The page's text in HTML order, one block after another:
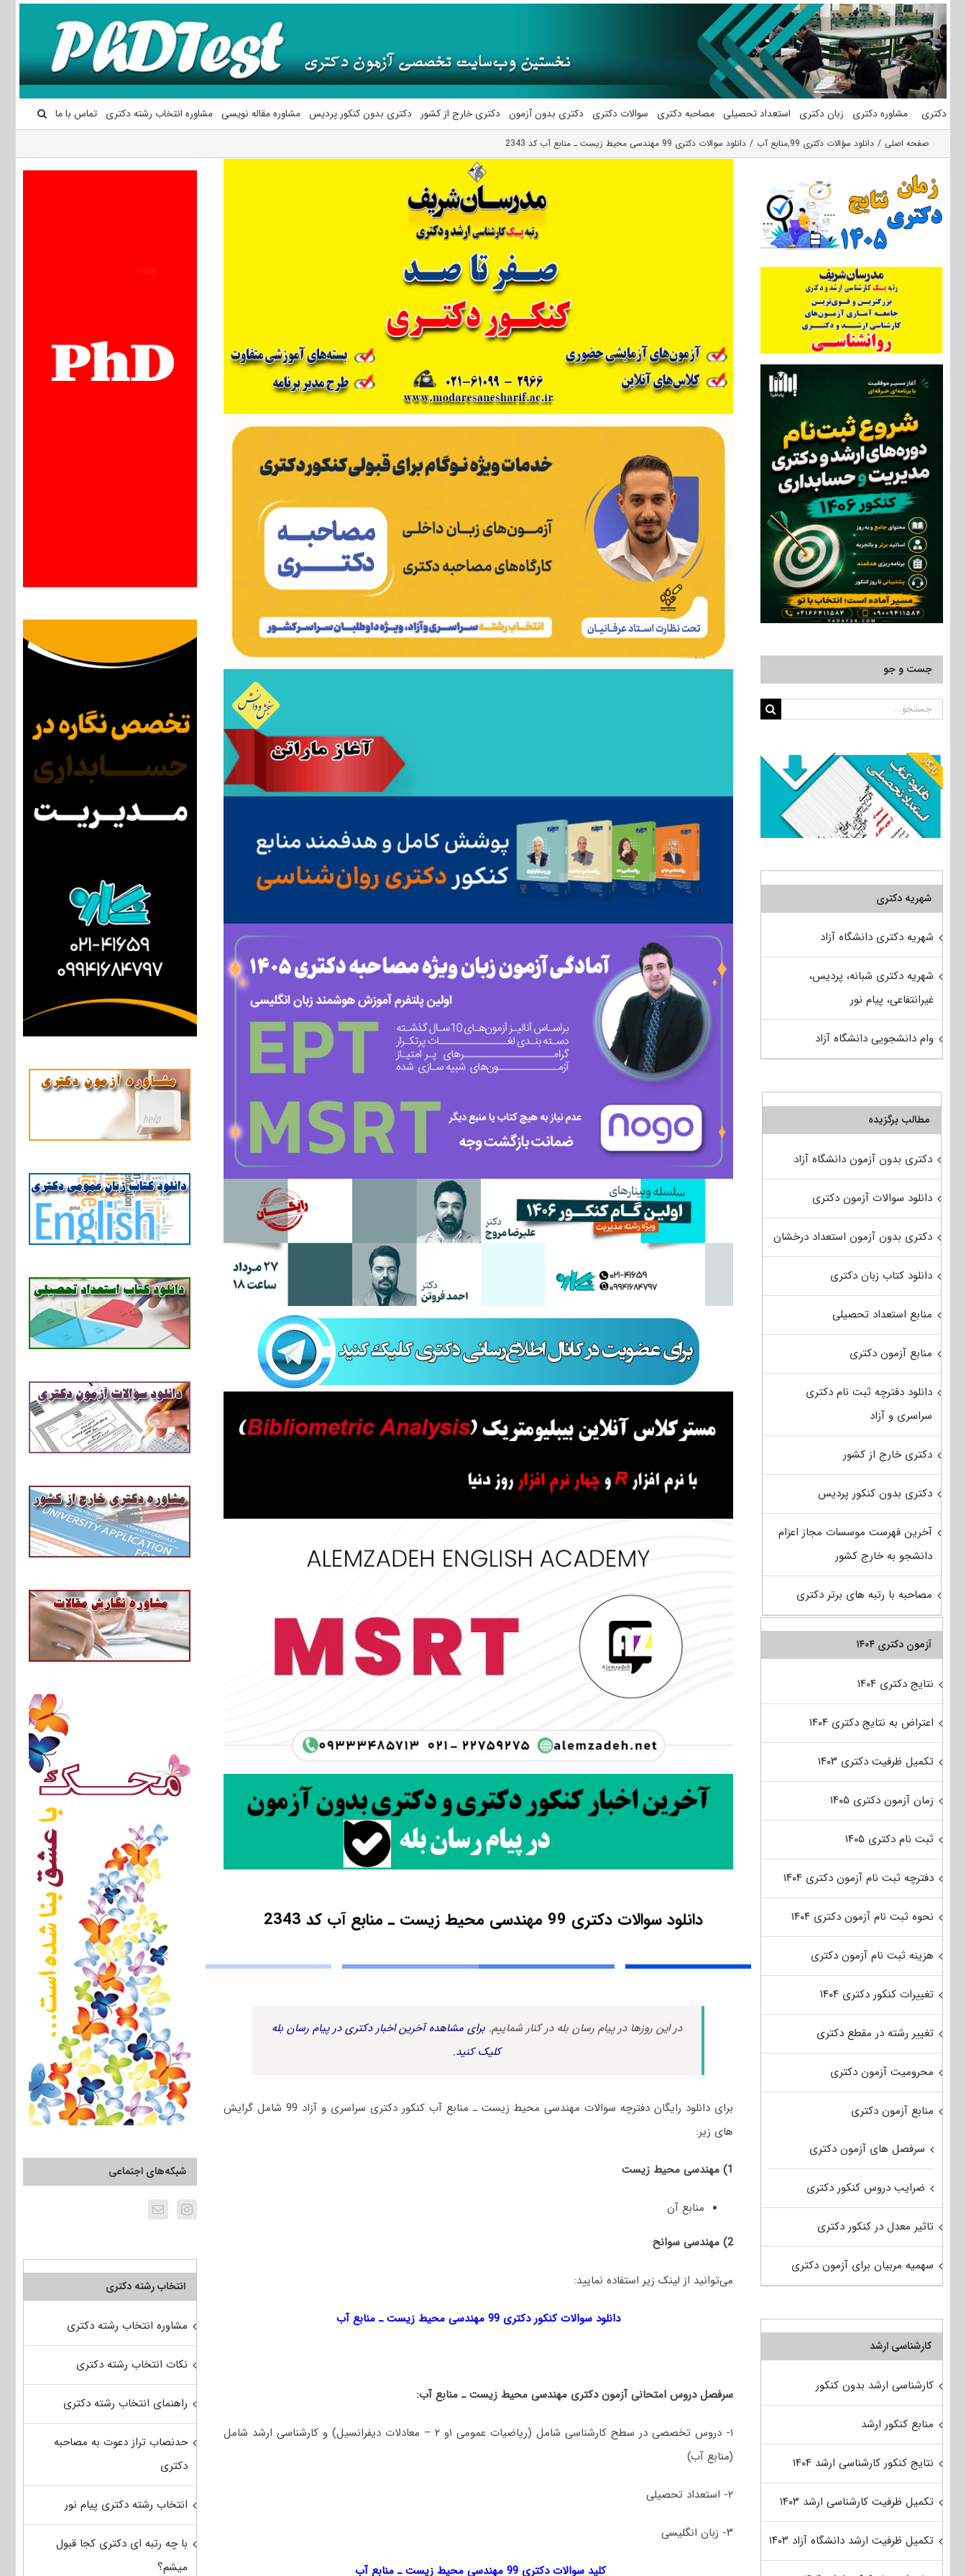
محتوا
دکتری مشاوره دکتری زبان دکتری استعداد تحصیلی مصاحبه دکتری سوالات دکتری دکتری بدون آزمون دکتری خارج از کشور دکتری بدون کنکور پردیس مشاوره مقاله نویسی مشاوره انتخاب رشته دکتری تماس با ما
صفحه اصلی دانلود سؤالات دکتری 99 ,منابع آب دانلود سوالات دکتری 99 مهندسی محیط زیست ـ منابع آب کد 2343
دانلود سوالات دکتری 99 مهندسی محیط زیست ـ منابع آب کد 2343
در این روزها در پیام رسان بله در کنار شماییم. برای مشاهده آخرین اخبار دکتری در پیام رسان بله
کلیک کنید.
برای دانلود رایگان دفترچه سوالات مهندسی محیط زیست ـ منابع آب کنکور دکتری سراسری و آزاد 99 شامل گرایش
های زیر:
1) مهندسی محیط زیست
منابع آن
2) مهندسی سوانح
می‌توانید از لینک زیر استفاده نمایید:
دانلود سوالات کنکور دکتری 99 مهندسی محیط زیست ـ منابع آب
سرفصل دروس امتحانی آزمون دکتری مهندسی محیط زیست ـ منابع آب:
۱- دروس تخصصی در سطح کارشناسی شامل (ریاضیات عمومی ۱و ۲ – معادلات دیفرانسیل) و کارشناسی ارشد شامل
(منابع آب)
۲- استعداد تحصیلی
۳- زبان انگلیسی
کلید سوالات دکتری 99 مهندسی محیط زیست ـ منابع آب
شبکه‌های اجتماعی
انتخاب رشته دکتری
مشاوره انتخاب رشته دکتری
نکات انتخاب رشته دکتری
راهنمای انتخاب رشته دکتری
حدنصاب تراز دعوت به مصاحبه
دکتری
انتخاب رشته دکتری پیام نور
با چه رتبه ای دکتری کجا قبول
میشم؟
جست و جو
جستجو
شهریه دکتری
شهریه دکتری دانشگاه آزاد
شهریه دکتری شبانه، پردیس،
غیرانتفاعی، پیام نور
وام دانشجویی دانشگاه آزاد
مطالب برگزیده
دکتری بدون آزمون دانشگاه آزاد
دانلود سوالات آزمون دکتری
دکتری بدون آزمون استعداد درخشان
دانلود کتاب زبان دکتری
منابع استعداد تحصیلی
منابع آزمون دکتری
دانلود دفترچه ثبت نام دکتری
سراسری و آزاد
دکتری خارج از کشور
دکتری بدون کنکور پردیس
آخرین فهرست موسسات مجاز اعزام
دانشجو به خارج کشور
مصاحبه با رتبه های برتر دکتری
آزمون دکتری ۱۴۰۴
نتایج دکتری ۱۴۰۴
اعتراض به نتایج دکتری ۱۴۰۴
تکمیل ظرفیت دکتری ۱۴۰۳
زمان آزمون دکتری ۱۴۰۵
ثبت نام دکتری ۱۴۰۵
دفترچه ثبت نام آزمون دکتری ۱۴۰۴
نحوه ثبت نام آزمون دکتری ۱۴۰۴
هزینه ثبت نام آزمون دکتری
تغییرات کنکور دکتری ۱۴۰۴
تغییر رشته در مقطع دکتری
محرومیت آزمون دکتری
منابع آزمون دکتری
سرفصل های آزمون دکتری
ضرایب دروس کنکور دکتری
تاثیر معدل در کنکور دکتری
سهمیه مربیان برای آزمون دکتری
کارشناسی ارشد
کارشناسی ارشد بدون کنکور
منابع کنکور ارشد
نتایج کنکور کارشناسی ارشد ۱۴۰۴
تکمیل ظرفیت کارشناسی ارشد ۱۴۰۳
تکمیل ظرفیت ارشد دانشگاه آزاد ۱۴۰۳